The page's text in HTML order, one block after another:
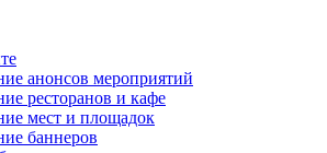
анонсов мероприятий
ресторанов и кафе
мест и площадок
баннеров